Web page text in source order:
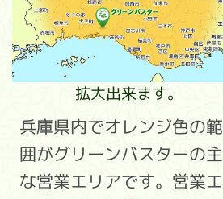
拡大出来ます。
兵庫県内でオレンジ色の範
囲がグリーンバスターの主
な営業エリアです。営業エ